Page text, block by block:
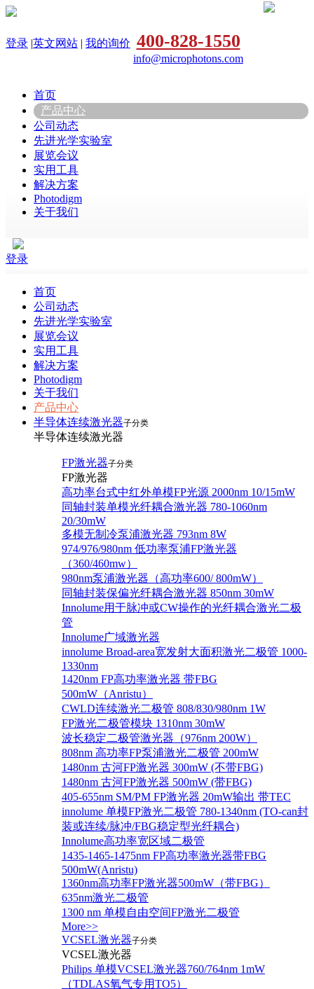
登录 |英文网站 | 我的询价 400-828-1550
info@microphotons.com
首页
产品中心
公司动态
先进光学实验室
展览会议
实用工具
解决方案
Photodigm
关于我们
登录
首页
公司动态
先进光学实验室
展览会议
实用工具
解决方案
Photodigm
关于我们
产品中心
半导体连续激光器子分类
半导体连续激光器
FP激光器子分类
FP激光器
高功率台式中红外单模FP光源 2000nm 10/15mW
同轴封装单模光纤耦合激光器 780-1060nm
20/30mW
多模无制冷泵浦激光器 793nm 8W
974/976/980nm 低功率泵浦FP激光器
（360/460mw）
980nm泵浦激光器（高功率600/ 800mW）
同轴封装保偏光纤耦合激光器 850nm 30mW
Innolume用于脉冲或CW操作的光纤耦合激光二极
管
Innolume广域激光器
innolume Broad-area宽发射大面积激光二极管 1000-
1330nm
1420nm FP高功率激光器 带FBG
500mW（Anristu）
CWLD连续激光二极管 808/830/980nm 1W
FP激光二极管模块 1310nm 30mW
波长稳定二极管激光器（976nm 200W）
808nm 高功率FP泵浦激光二极管 200mW
1480nm 古河FP激光器 300mW (不带FBG)
1480nm 古河FP激光器 500mW (带FBG)
405-655nm SM/PM FP激光器 20mW输出 带TEC
innolume 单模FP激光二极管 780-1340nm (TO-can封
装或连续/脉冲/FBG稳定型光纤耦合)
Innolume高功率宽区域二极管
1435-1465-1475nm FP高功率激光器带FBG
500mW(Anristu)
1360nm高功率FP激光器500mW（带FBG）
635nm激光二极管
1300 nm 单模自由空间FP激光二极管
More>>
VCSEL激光器子分类
VCSEL激光器
Philips 单模VCSEL激光器760/764nm 1mW
（TDLAS氧气专用TO5）